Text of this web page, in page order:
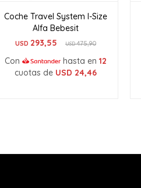
Coche Travel System I-Size
Alfa Bebesit
USD 293,55 USD475,90
Con hasta en 12
cuotas de USD 24,46